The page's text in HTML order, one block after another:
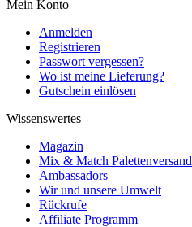
Mein Konto
Anmelden
Registrieren
Passwort vergessen?
Wo ist meine Lieferung?
Gutschein einlösen
Wissenswertes
Magazin
Mix & Match Palettenversand
Ambassadors
Wir und unsere Umwelt
Rückrufe
Affiliate Programm